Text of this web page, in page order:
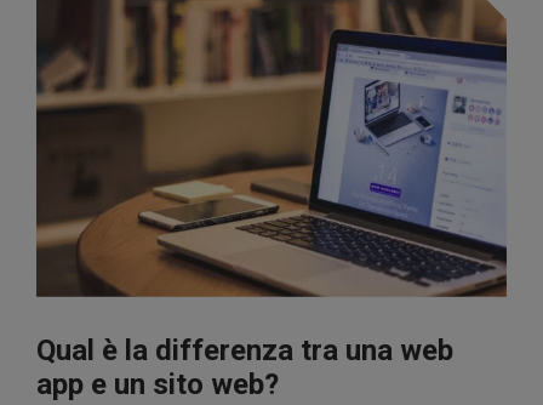
Qual è la differenza tra una web
app e un sito web?